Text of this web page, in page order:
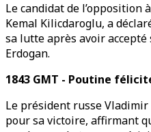
Le candidat de l’opposition
Kemal Kilicdaroglu, a
sa lutte après avoir
Erdogan.
1843 GMT - Poutine
Le président russe
pour sa victoire, affirmant